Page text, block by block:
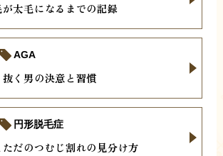
太毛になるまでの記録
く男の決意と習慣
AGA
だのつむじ割れの見分け方
円形脱毛症